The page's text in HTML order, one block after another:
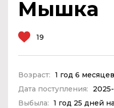
Мышка
19
Возраст: 1 год 6
Дата поступления:
Выбыла: 1 год 25 дней